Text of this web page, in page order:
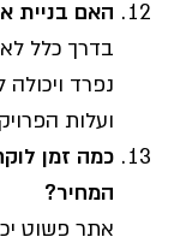
האם בניית
בדרך כלל
נפרד
ועלות
כמה זמן
המחיר?
אתר פשוט